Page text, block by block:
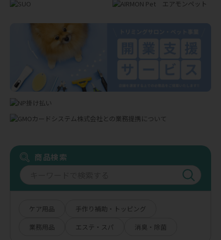
商品検索
ケア用品
手作り補助・トッピング
業務用品
エステ・スパ 消臭・除菌